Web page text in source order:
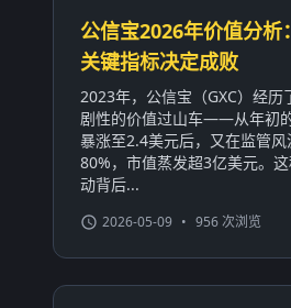
公信宝2026年价值分析
关键指标决定成败
2023年，公信宝（GXC）经历
剧性的价值过山车——从年初
暴涨至2.4美元后，又在监管
80%，市值蒸发超3亿美元。
动背后...
2026-05-09 • 956 次浏览